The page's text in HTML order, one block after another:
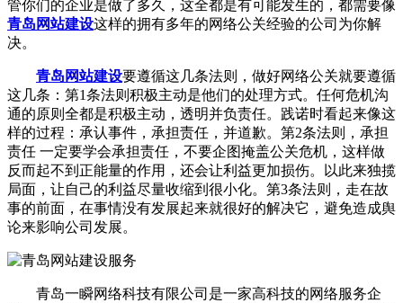
管你们的企业是做了多久，这全都是有可能发生的，都需要像
青岛网站建设这样的拥有多年的网络公关经验的公司为你解
决。
青岛网站建设要遵循这几条法则，做好网络公关就要遵循
这几条：第1条法则积极主动是他们的处理方式。任何危机沟
通的原则全都是积极主动，透明并负责任。践诺时看起来像这
样的过程：承认事件，承担责任，并道歉。第2条法则，承担
责任 一定要学会承担责任，不要企图掩盖公关危机，这样做
反而起不到正能量的作用，还会让利益更加损伤。以此来独揽
局面，让自己的利益尽量收缩到很小化。第3条法则，走在故
事的前面，在事情没有发展起来就很好的解决它，避免造成舆
论来影响公司发展。
青岛一瞬网络科技有限公司是一家高科技的网络服务企